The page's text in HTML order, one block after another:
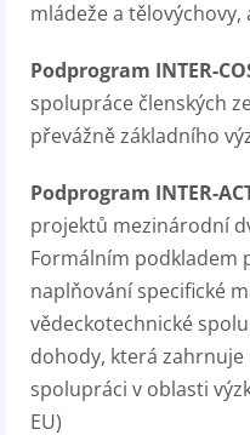
mládeže a tělovýchovy,
Podprogram INTER-
spolupráce členských
převážně základního
Podprogram INTER-
projektů mezinárodní
Formálním podkladem
naplňování specifické
vědeckotechnické
dohody, která
spolupráci v oblasti
EU)